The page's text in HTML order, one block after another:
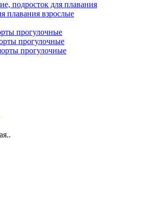
подросток для плавания
плавания взрослые
прогулочные
прогулочные
прогулочные